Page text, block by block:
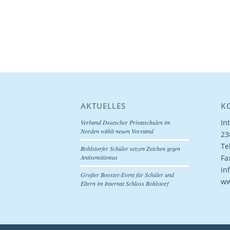
AKTUELLES
Verband Deutscher Privatschulen im
Norden wählt neuen Vorstand
Rohlstorfer Schüler setzen Zeichen gegen
Antisemitismus
Großer Booster-Event für Schüler und
Eltern im Internat Schloss Rohlstorf